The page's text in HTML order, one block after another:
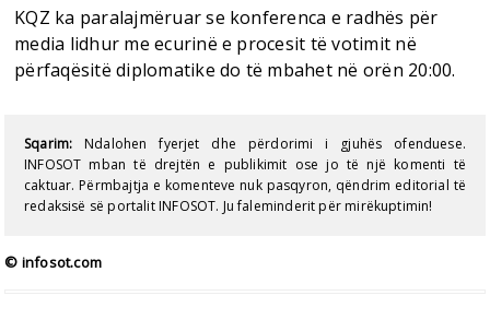
KQZ ka paralajmëruar se konferenca e radhës për
media lidhur me ecurinë e procesit të votimit në
përfaqësitë diplomatike do të mbahet në orën 20:00.
Sqarim: Ndalohen fyerjet dhe përdorimi i gjuhës ofenduese.
INFOSOT mban të drejtën e publikimit ose jo të një komenti të
caktuar. Përmbajtja e komenteve nuk pasqyron, qëndrim editorial të
redaksisë së portalit INFOSOT. Ju faleminderit për mirëkuptimin!
© infosot.com